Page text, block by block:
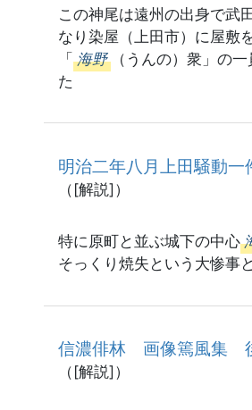
この神尾は遠州の出身で武
なり染屋（上田市）に屋敷
「 海野
（うんの）衆」の
た
明治二年八月上田騒動一
（[解説]）
特に原町と並ぶ城下の中心
そっくり焼失という大惨事
信濃俳林 画像篶風集
（[解説]）